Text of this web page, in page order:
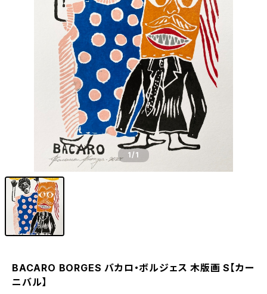
1/1
BACARO BORGES バカロ・ボルジェス 木版画 S【カー
ニバル】